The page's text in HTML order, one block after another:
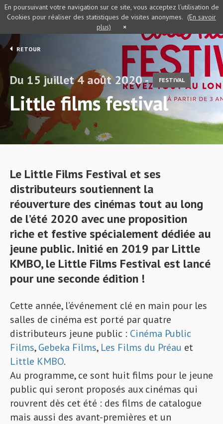
RETOUR
Du 15 juillet 4 août 2020 - FESTIVAL
Little films festival
Le Little Films Festival et ses
distributeurs soutiennent la
réouverture des cinémas tout au long
de l’été 2020 avec une proposition
riche et festive spécialement dédiée au
jeune public. Initié en 2019 par Little
KMBO, le Little Films Festival est lancé
pour une seconde édition !
Cette année, l’événement clé en main pour les
salles de cinéma est porté par quatre
distributeurs jeune public : Cinéma Public
Films,Gebeka Films, Les Films du Préau et
Little KMBO.
Au programme, ce sont huit films pour le jeune
public qui seront proposés aux cinémas qui
rouvrent dès cet été : des films de catalogue
mais aussi des avant-premières et un
En poursuivant votre navigation sur ce site, vous acceptez l’utilisation de
Cookies pour réaliser des statistiques de visites anonymes. (En savoir
plus)
×